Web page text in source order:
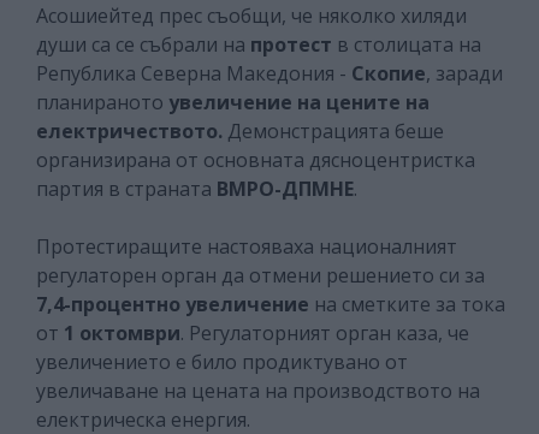
Асошиейтед прес съобщи, че няколко хиляди
души са се събрали на протест в столицата на
Република Северна Македония - Скопие, заради
планираното увеличение на цените на
електричеството. Демонстрацията беше
организирана от основната дясноцентристка
партия в страната ВМРО-ДПМНЕ.
Протестиращите настояваха националният
регулаторен орган да отмени решението си за
7,4-процентно увеличение на сметките за тока
от 1 октомври. Регулаторният орган каза, че
увеличението е било продиктувано от
увеличаване на цената на производството на
електрическа енергия.